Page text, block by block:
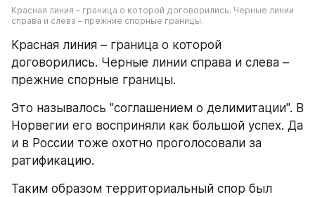
Красная линия – граница о которой договорились. Черные линии
справа и слева – прежние спорные границы.
Красная линия – граница о которой
договорились. Черные линии справа и слева –
прежние спорные границы.
Это называлось "соглашением о делимитации". В
Норвегии его восприняли как большой успех. Да
и в России тоже охотно проголосовали за
ратификацию.
Таким образом территориальный спор был